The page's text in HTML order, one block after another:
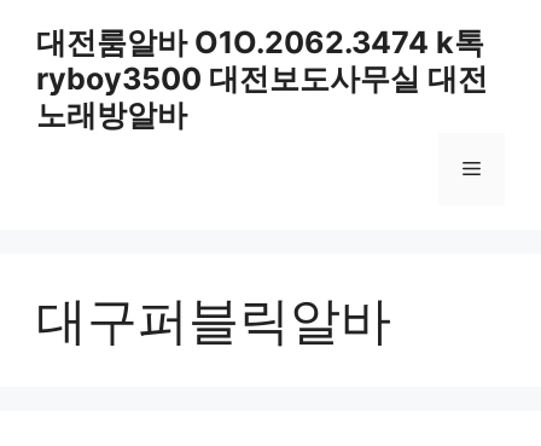
대전룸알바 O1O.2062.3474 k톡
ryboy3500 대전보도사무실 대전
노래방알바
메
대구퍼블릭알바